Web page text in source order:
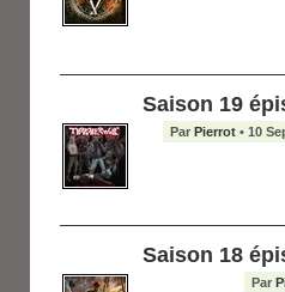
Saison 19
Par Pierrot• 10
Saison 18
Par